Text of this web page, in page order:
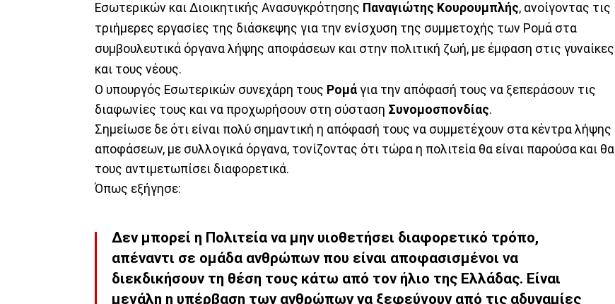
Εσωτερικών και Διοικητικής Ανασυγκρότησης Παναγιώτης Κουρουμπλής, ανοίγοντας τις
τριήμερες εργασίες της διάσκεψης για την ενίσχυση της συμμετοχής των Ρομά στα
συμβουλευτικά όργανα λήψης αποφάσεων και στην πολιτική ζωή, με έμφαση στις γυναίκες
και τους νέους.
Ο υπουργός Εσωτερικών συνεχάρη τους Ρομά για την απόφασή τους να ξεπεράσουν τις
διαφωνίες τους και να προχωρήσουν στη σύσταση Συνομοσπονδίας.
Σημείωσε δε ότι είναι πολύ σημαντική η απόφασή τους να συμμετέχουν στα κέντρα λήψης
αποφάσεων, με συλλογικά όργανα, τονίζοντας ότι τώρα η πολιτεία θα είναι παρούσα και θα
τους αντιμετωπίσει διαφορετικά.
Όπως εξήγησε:
Δεν μπορεί η Πολιτεία να μην υιοθετήσει διαφορετικό τρόπο,
απέναντι σε ομάδα ανθρώπων που είναι αποφασισμένοι να
διεκδικήσουν τη θέση τους κάτω από τον ήλιο της Ελλάδας. Είναι
μεγάλη η υπέρβαση των ανθρώπων να ξεφεύγουν από τις αδυναμίες